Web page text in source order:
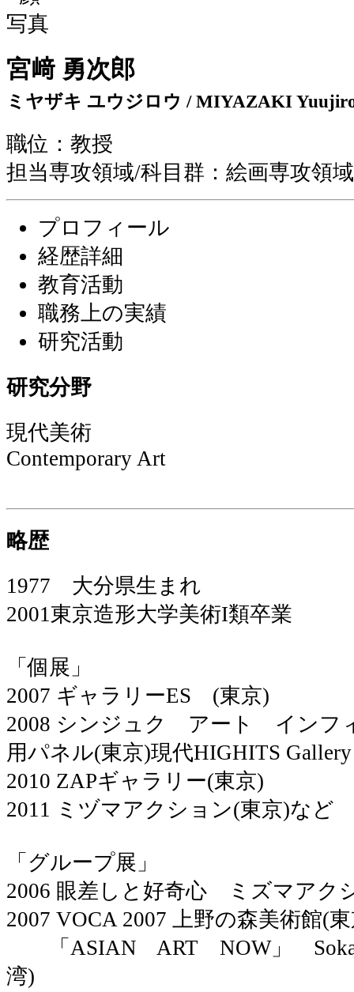
宮﨑 勇次郎
ミヤザキ ユウジロウ / MIYAZAKI
職位：教授
担当専攻領域/科目群：絵画専攻領
プロフィール
経歴詳細
教育活動
職務上の実績
研究活動
研究分野
現代美術
Contemporary Art
略歴
1977 大分県生まれ
2001東京造形大学美術I類卒業
「個展」
2007 ギャラリーES (東京)
2008 シンジュク アート インフ
用パネル(東京)現代HIGHITS
2010 ZAPギャラリー(東京)
2011 ミヅマアクション(東京)など
「グループ展」
2006 眼差しと好奇心 ミズマアク
2007 VOCA 2007 上野の森美術館(
「ASIAN ART NOW」 Soka
湾)